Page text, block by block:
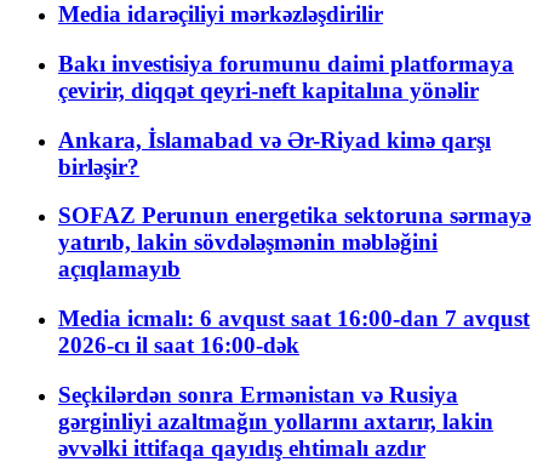
Media idarəçiliyi mərkəzləşdirilir
Bakı investisiya forumunu daimi platformaya
çevirir, diqqət qeyri-neft kapitalına yönəlir
Ankara, İslamabad və Ər-Riyad kimə qarşı
birləşir?
SOFAZ Perunun energetika sektoruna sərmayə
yatırıb, lakin sövdələşmənin məbləğini
açıqlamayıb
Media icmalı: 6 avqust saat 16:00-dan 7 avqust
2026-cı il saat 16:00-dək
Seçkilərdən sonra Ermənistan və Rusiya
gərginliyi azaltmağın yollarını axtarır, lakin
əvvəlki ittifaqa qayıdış ehtimalı azdır